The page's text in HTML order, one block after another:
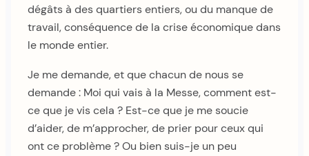
dégâts à des quartiers entiers, ou du manque de
travail, conséquence de la crise économique dans
le monde entier.
Je me demande, et que chacun de nous se
demande : Moi qui vais à la Messe, comment est-
ce que je vis cela ? Est-ce que je me soucie
d’aider, de m’approcher, de prier pour ceux qui
ont ce problème ? Ou bien suis-je un peu